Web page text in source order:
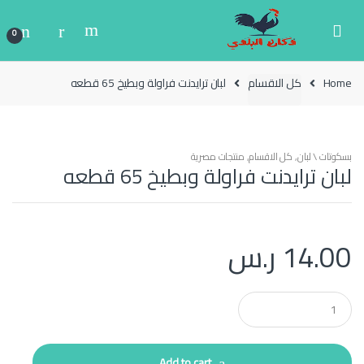
0
Home كل الاقسام لبان ترايدنت فراولة وبطيخ 65 قطعه
بسكوتات \ لبان,كل الاقسام,منتجات مصرية
لبان ترايدنت فراولة وبطيخ 65 قطعه
14.00 ر.س
Q
u
a
t